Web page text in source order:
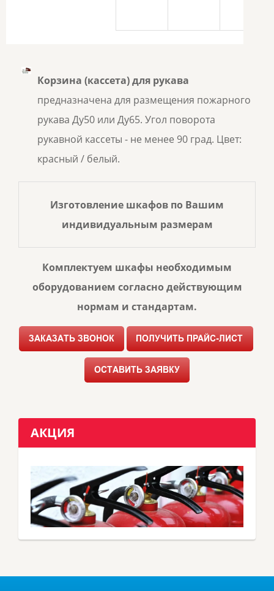
АКЦИЯ
Корзина (кассета) для рукава
предназначена для размещения пожарного
рукава Ду50 или Ду65. Угол поворота
рукавной кассеты - не менее 90 град. Цвет:
красный / белый.
Изготовление шкафов по Вашим
индивидуальным размерам
Комплектуем шкафы необходимым
оборудованием согласно действующим
нормам и стандартам.